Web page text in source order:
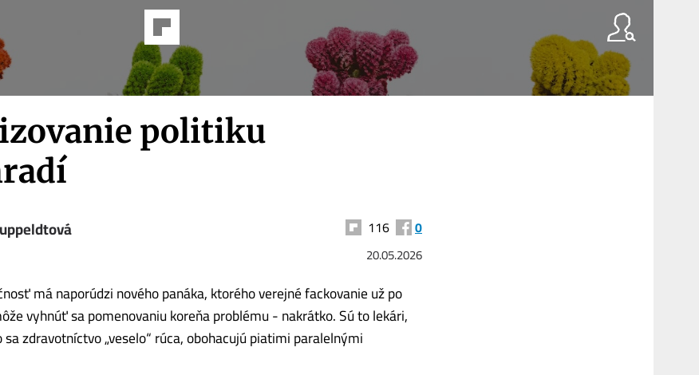
politiku
116 0
20.05.2026
má naporúdzi nového panáka, ktorého verejné fackovanie už po
vyhnúť sa pomenovaniu koreňa problému - nakrátko. Sú to lekári,
zdravotníctvo „veselo“ rúca, obohacujú piatimi paralelnými